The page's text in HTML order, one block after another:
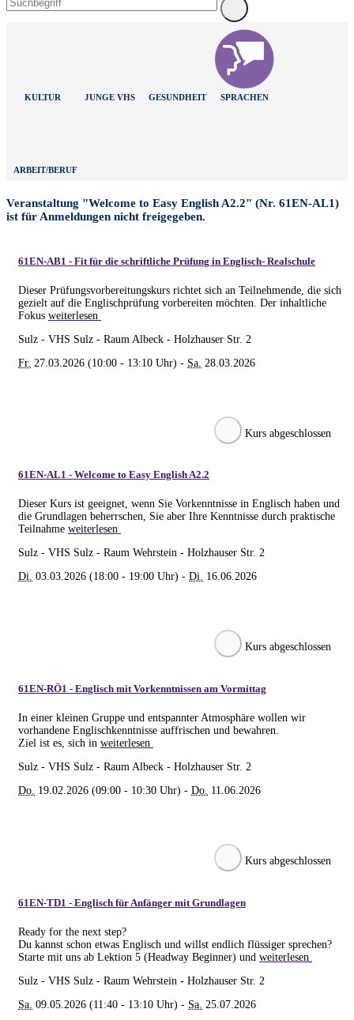
KULTUR JUNGE VHS GESUNDHEIT SPRACHEN
ARBEIT/BERUF
Veranstaltung "Welcome to Easy English A2.2" (Nr. 61EN-AL1)
ist für Anmeldungen nicht freigegeben.
61EN-AB1 - Fit für die schriftliche Prüfung in Englisch- Realschule
Dieser Prüfungsvorbereitungskurs richtet sich an Teilnehmende, die sich
gezielt auf die Englischprüfung vorbereiten möchten. Der inhaltliche
Fokus weiterlesen
Sulz - VHS Sulz - Raum Albeck - Holzhauser Str. 2
Fr. 27.03.2026 (10:00 - 13:10 Uhr) - Sa. 28.03.2026
Kurs abgeschlossen
61EN-AL1 - Welcome to Easy English A2.2
Dieser Kurs ist geeignet, wenn Sie Vorkenntnisse in Englisch haben und
die Grundlagen beherrschen, Sie aber Ihre Kenntnisse durch praktische
Teilnahme weiterlesen
Sulz - VHS Sulz - Raum Wehrstein - Holzhauser Str. 2
Di. 03.03.2026 (18:00 - 19:00 Uhr) - Di. 16.06.2026
Kurs abgeschlossen
61EN-RÖ1 - Englisch mit Vorkenntnissen am Vormittag
In einer kleinen Gruppe und entspannter Atmosphäre wollen wir
vorhandene Englischkenntnisse auffrischen und bewahren.
Ziel ist es, sich in weiterlesen
Sulz - VHS Sulz - Raum Albeck - Holzhauser Str. 2
Do. 19.02.2026 (09:00 - 10:30 Uhr) - Do. 11.06.2026
Kurs abgeschlossen
61EN-TD1 - Englisch für Anfänger mit Grundlagen
Ready for the next step?
Du kannst schon etwas Englisch und willst endlich flüssiger sprechen?
Starte mit uns ab Lektion 5 (Headway Beginner) und weiterlesen
Sulz - VHS Sulz - Raum Wehrstein - Holzhauser Str. 2
Sa. 09.05.2026 (11:40 - 13:10 Uhr) - Sa. 25.07.2026